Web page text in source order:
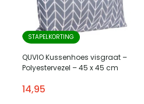
STAPELKORTING
QUVIO Kussenhoes visgraat –
Polyestervezel – 45 x 45 cm
14,95